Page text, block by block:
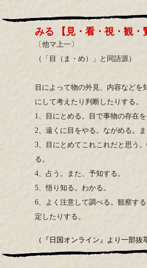
みる 【見・看・視・観・
〔他マ上一〕
（「目（ま・め）」と同語源）
目によって物の外見、内容などを
にして考えたり判断したりする。
1、目にとめる。目で事物の存在を
2、遠くに目をやる。ながめる。ま
3、目にとめてこれこれだと思う
る。
4、占う。また、予知する。
5、悟り知る。わかる。
6、よく注意して調べる。観察す
定したりする。
（『日国オンライン』より一部抜